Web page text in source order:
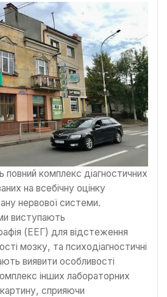
комплекс діагностичних
на всебічну оцінку
нервової системи.
виступають
(ЕЕГ) для відстеження
мозку, та психодіагностичні
виявити особливості
інших лабораторних
сприяючи